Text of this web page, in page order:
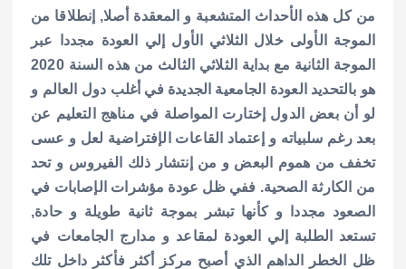
من كل هذه الأحداث المتشعبة و المعقدة أصلا, إنطلاقا من
الموجة الأولى خلال الثلاثي الأول إلي العودة مجددا عبر
الموجة الثانية مع بداية الثلاثي الثالث من هذه السنة 2020
هو بالتحديد العودة الجامعية الجديدة في أغلب دول العالم و
لو أن بعض الدول إختارت المواصلة في مناهج التعليم عن
بعد رغم سلبياته و إعتماد القاعات الإفتراضية لعل و عسى
تخفف من هموم البعض و من إنتشار ذلك الفيروس و تحد
من الكارثة الصحية. ففي ظل عودة مؤشرات الإصابات في
الصعود مجددا و كأنها تبشر بموجة ثانية طويلة و حادة,
تستعد الطلبة إلي العودة لمقاعد و مدارج الجامعات في
ظل الخطر الداهم الذي أصبح مركز أكثر فأكثر داخل تلك